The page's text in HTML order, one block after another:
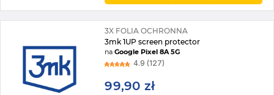
3X FOLIA OCHRONNA
3mk 1UP screen protector
naGoogle Pixel 8A 5G
4.9 (127)
99,90 zł